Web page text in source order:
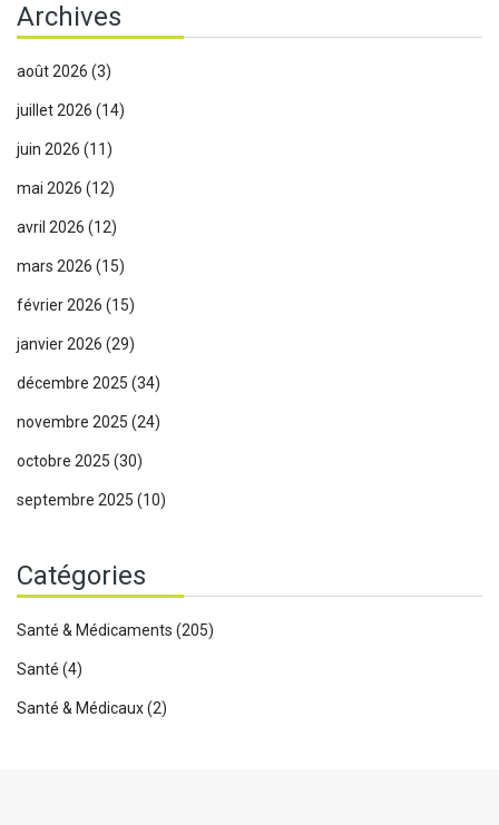
Archives
août 2026 (3)
juillet 2026 (14)
juin 2026 (11)
mai 2026 (12)
avril 2026 (12)
mars 2026 (15)
février 2026 (15)
janvier 2026 (29)
décembre 2025 (34)
novembre 2025 (24)
octobre 2025 (30)
septembre 2025 (10)
Catégories
Santé & Médicaments (205)
Santé (4)
Santé & Médicaux(2)